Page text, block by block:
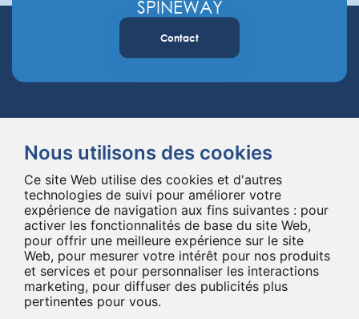
Nous utilisons des cookies
Ce site Web utilise des cookies et d'autres
technologies de suivi pour améliorer votre
expérience de navigation aux fins suivantes : pour
activer les fonctionnalités de base du site Web,
pour offrir une meilleure expérience sur le site
Web, pour mesurer votre intérêt pour nos produits
et services et pour personnaliser les interactions
marketing, pour diffuser des publicités plus
pertinentes pour vous.
SPINEWAY
Contact
Spineway conçoit et fournit des implants et des instruments innovants
pour la chirurgie du rachis, améliorant la chirurgie rachidienne dans le
monde entier depuis 20 ans.
*Ensemble, jusqu'au bout